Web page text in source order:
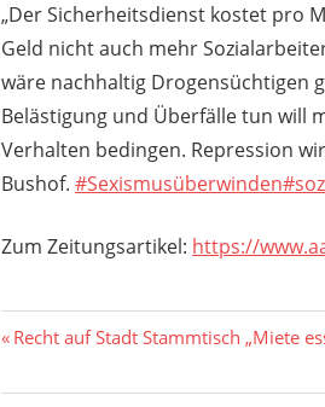
„Der Sicherheitsdienst kostet pro
Geld nicht auch mehr
wäre nachhaltig Drogensüchtigen
Belästigung und Überfälle tun will
Verhalten bedingen. Repression
Bushof. #Sexismusüberwinden
Zum Zeitungsartikel: https://
Beitragsnavigation
Vorheriger
Recht auf Stadt Stammtisch „Miete